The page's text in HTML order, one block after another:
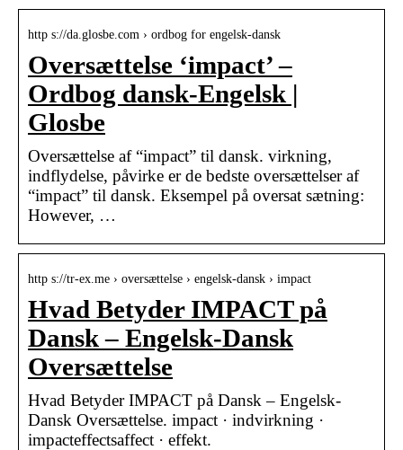
http s://da.glosbe.com › ordbog for engelsk-dansk
Oversættelse ‘impact’ –
Ordbog dansk-Engelsk |
Glosbe
Oversættelse af “impact” til dansk. virkning,
indflydelse, påvirke er de bedste oversættelser af
“impact” til dansk. Eksempel på oversat sætning:
However, …
http s://tr-ex.me › oversættelse › engelsk-dansk › impact
Hvad Betyder IMPACT på
Dansk – Engelsk-Dansk
Oversættelse
Hvad Betyder IMPACT på Dansk – Engelsk-
Dansk Oversættelse. impact · indvirkning ·
impacteffectsaffect · effekt.